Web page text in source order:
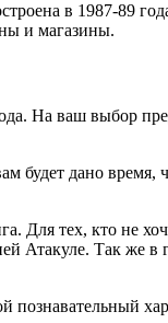
в 1987-89
и магазины.
На ваш выбор
будет дано время,
Для тех, кто не
Атакуле. Так же в
познавательный